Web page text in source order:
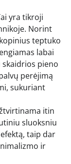
yra tikroji
Norint
teptuko
labai
pieno
perėjimą
sukuriant
itin
sluoksniu
taip dar
ir